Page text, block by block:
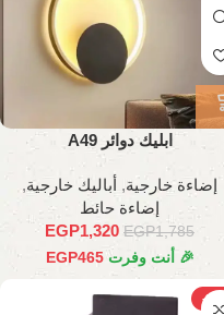
ابليك دوائر A49
إضاءة خارجية, أباليك خارجية,
إضاءة حائط
EGP1,785
EGP1,320
🎉 أنت وفرت EGP465
-26%